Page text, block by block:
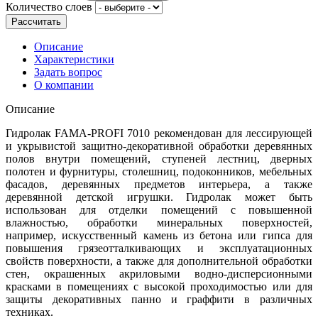
Количество слоев
Рассчитать
Описание
Характеристики
Задать вопрос
О компании
Описание
Гидролак FAMA-PROFI 7010 рекомендован для лессирующей
и укрывистой защитно-декоративной обработки деревянных
полов внутри помещений, ступеней лестниц, дверных
полотен и фурнитуры, столешниц, подоконников, мебельных
фасадов, деревянных предметов интерьера, а также
деревянной детской игрушки. Гидролак может быть
использован для отделки помещений с повышенной
влажностью, обработки минеральных поверхностей,
например, искусственный камень из бетона или гипса для
повышения грязеотталкивающих и эксплуатационных
свойств поверхности, а также для дополнительной обработки
стен, окрашенных акриловыми водно-дисперсионными
красками в помещениях с высокой проходимостью или для
защиты декоративных панно и граффити в различных
техниках.